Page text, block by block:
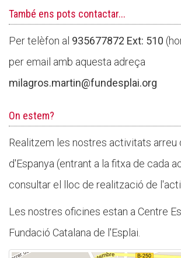
També ens pots contactar...
Per telèfon al 935677872 Ext: 510
per email amb aquesta adreça
milagros.martin@fundesplai.org
On estem?
Realitzem les nostres activitats arreu
d'Espanya (entrant a la fitxa de cada
consultar el lloc de realització de
Les nostres oficines estan a Centre
Fundació Catalana de l'Esplai.
ACTUALITAT
Butlletins
Fundesplai als mitjans
Xarxes socials
COL·LABORA
Fes voluntariat
Fes un donatiu
Treballa amb nosaltres